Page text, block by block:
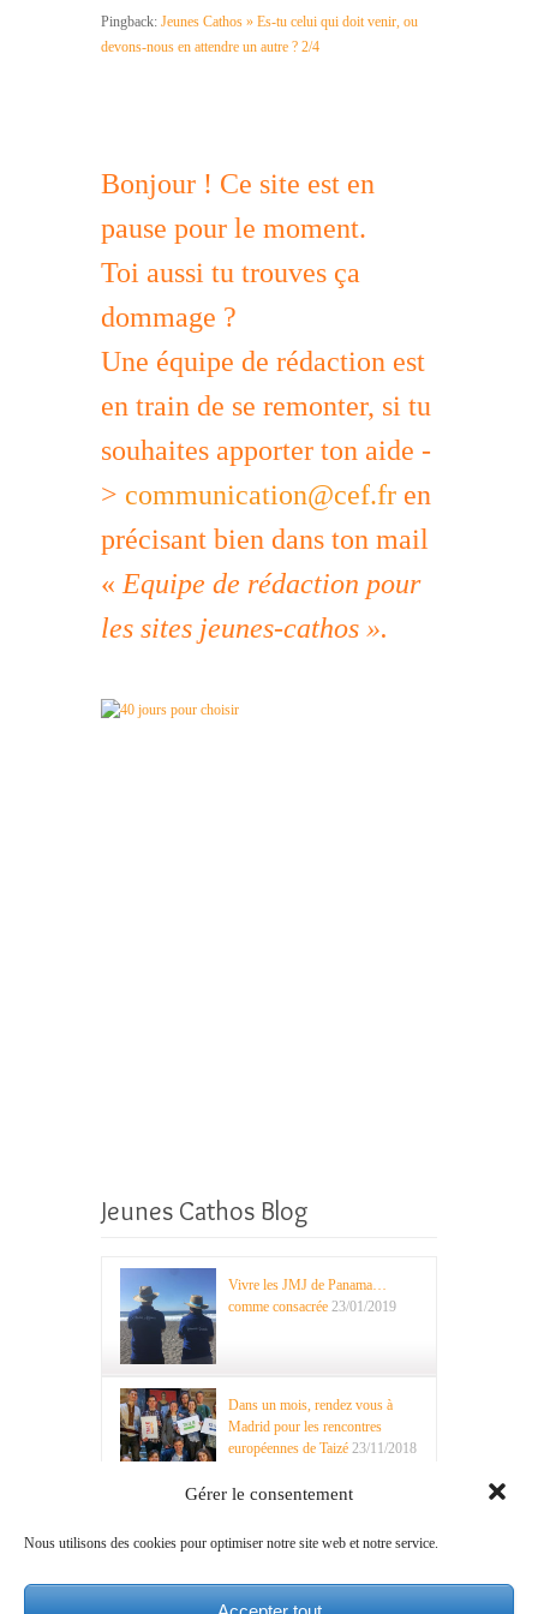
Gérer le consentement
Nous utilisons des cookies pour optimiser notre site web et notre service.
Pingback: Jeunes Cathos » Es-tu celui qui doit venir, ou
devons-nous en attendre un autre ? 2/4
Bonjour ! Ce site est en
pause pour le moment.
Toi aussi tu trouves ça
dommage ?
Une équipe de rédaction est
en train de se remonter, si tu
souhaites apporter ton aide -
> communication@cef.fr en
précisant bien dans ton mail
« Equipe de rédaction pour
les sites jeunes-cathos ».
Jeunes Cathos Blog
Vivre les JMJ de Panama…
comme consacrée 23/01/2019
Dans un mois, rendez vous à
Madrid pour les rencontres
européennes de Taizé 23/11/2018
Recherche